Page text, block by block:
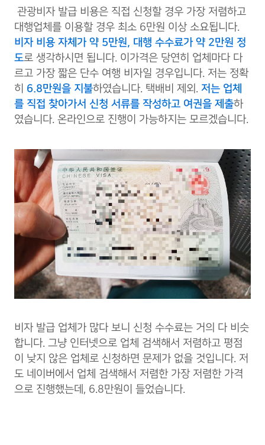
관광비자 발급 비용은 직접 신청할 경우 가장 저렴하고
대행업체를 이용할 경우 최소 6만원 이상 소요됩니다.
비자 비용 자체가 약 5만원, 대행 수수료가 약 2만원 정
도로 생각하시면 됩니다. 이가격은 당연히 업체마다 다
르고 가장 짧은 단수 여행 비자일 경우입니다. 저는 정확
히 6.8만원을 지불하였습니다. 택배비 제외. 저는 업체
를 직접 찾아가서 신청 서류를 작성하고 여권을 제출하
였습니다. 온라인으로 진행이 가능하지는 모르겠습니다.
비자 발급 업체가 많다 보니 신청 수수료는 거의 다 비슷
합니다. 그냥 인터넷으로 업체 검색해서 저렴하고 평점
이 낮지 않은 업체로 신청하면 문제가 없을 것입니다. 저
도 네이버에서 업체 검색해서 저렴한 가장 저렴한 가격
으로 진행했는데, 6.8만원이 들었습니다.